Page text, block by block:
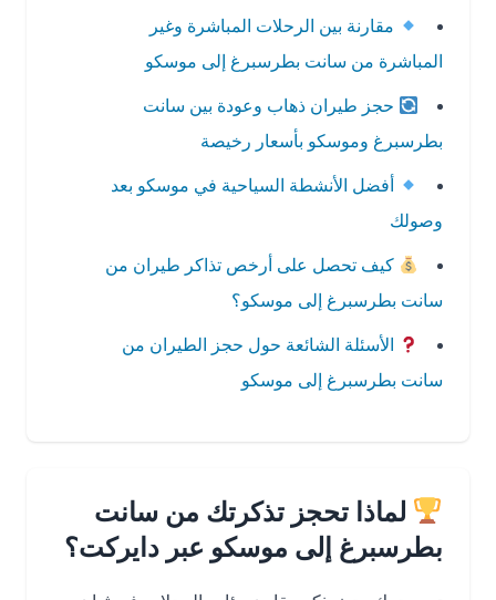
مقارنة بين الرحلات المباشرة وغير
المباشرة من سانت بطرسبرغ إلى موسكو
حجز طيران ذهاب وعودة بين سانت
بطرسبرغ وموسكو بأسعار رخيصة
أفضل الأنشطة السياحية في موسكو بعد
وصولك
كيف تحصل على أرخص تذاكر طيران من
سانت بطرسبرغ إلى موسكو؟
الأسئلة الشائعة حول حجز الطيران من
سانت بطرسبرغ إلى موسكو
لماذا تحجز تذكرتك من سانت
بطرسبرغ إلى موسكو عبر دايركت؟